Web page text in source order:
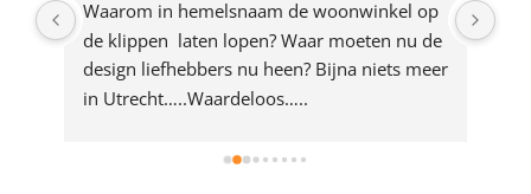
Waarom in hemelsnaam de woonwinkel op
de klippen  laten lopen? Waar moeten nu de
design liefhebbers nu heen? Bijna niets meer
in Utrecht…..Waardeloos…..